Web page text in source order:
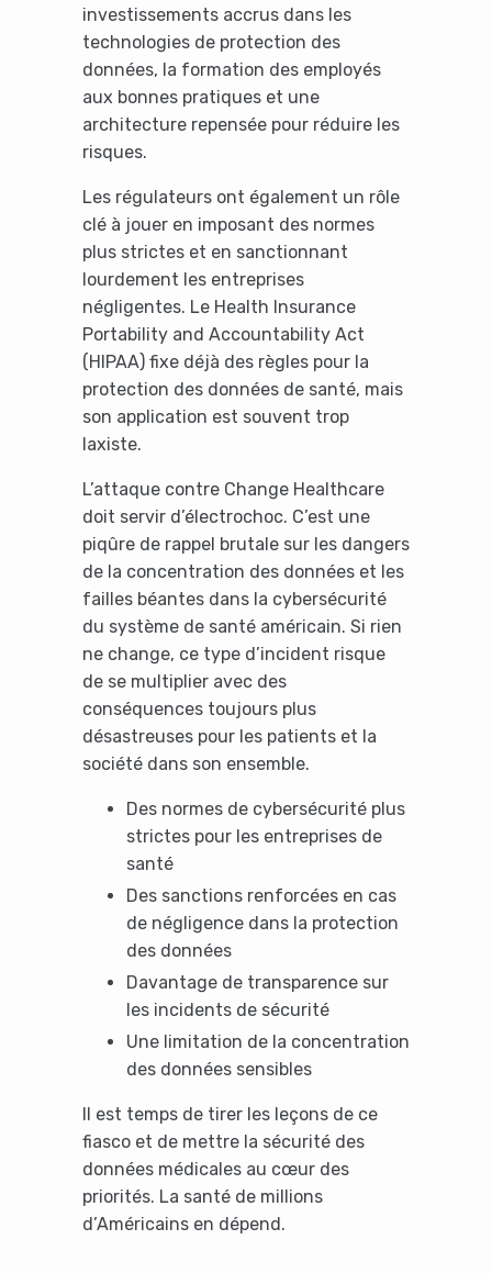
investissements accrus dans les
technologies de protection des
données, la formation des employés
aux bonnes pratiques et une
architecture repensée pour réduire les
risques.
Les régulateurs ont également un rôle
clé à jouer en imposant des normes
plus strictes et en sanctionnant
lourdement les entreprises
négligentes. Le Health Insurance
Portability and Accountability Act
(HIPAA) fixe déjà des règles pour la
protection des données de santé, mais
son application est souvent trop
laxiste.
L’attaque contre Change Healthcare
doit servir d’électrochoc. C’est une
piqûre de rappel brutale sur les dangers
de la concentration des données et les
failles béantes dans la cybersécurité
du système de santé américain. Si rien
ne change, ce type d’incident risque
de se multiplier avec des
conséquences toujours plus
désastreuses pour les patients et la
société dans son ensemble.
Des normes de cybersécurité plus
strictes pour les entreprises de
santé
Des sanctions renforcées en cas
de négligence dans la protection
des données
Davantage de transparence sur
les incidents de sécurité
Une limitation de la concentration
des données sensibles
Il est temps de tirer les leçons de ce
fiasco et de mettre la sécurité des
données médicales au cœur des
priorités. La santé de millions
d’Américains en dépend.